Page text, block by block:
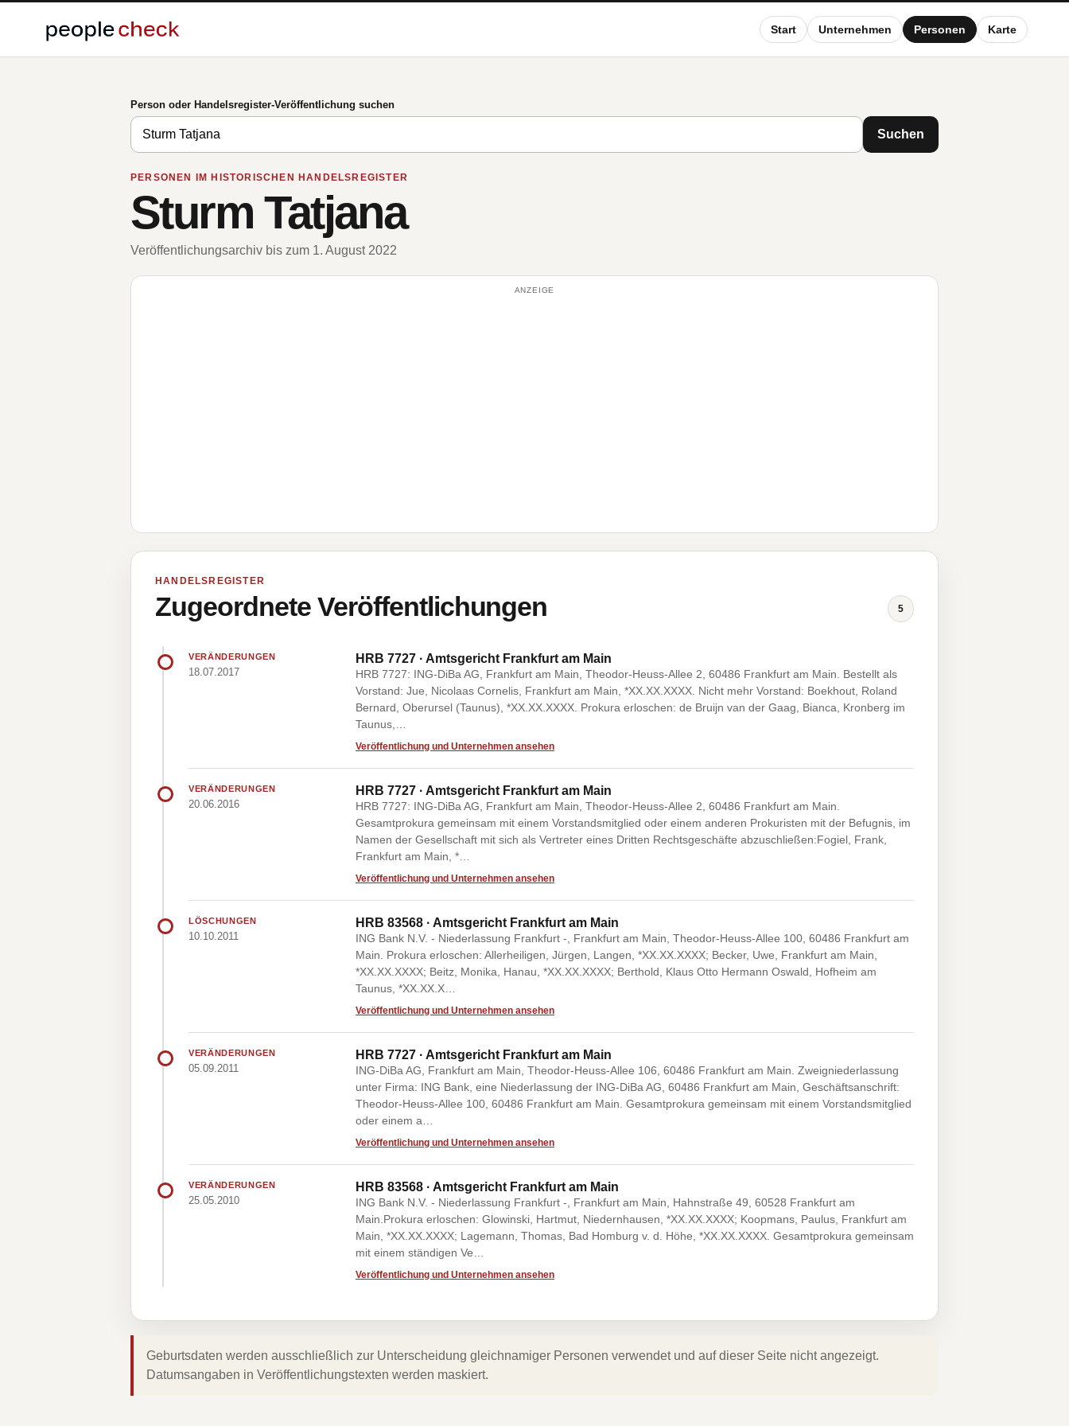
Start Unternehmen Personen Karte
Person oder Handelsregister-Veröffentlichung suchen
Suchen
PERSONEN IM HISTORISCHEN HANDELSREGISTER
Sturm Tatjana
Veröffentlichungsarchiv bis zum 1. August 2022
ANZEIGE
HANDELSREGISTER
Zugeordnete Veröffentlichungen 5
VERÄNDERUNGEN
18.07.2017
HRB 7727 · Amtsgericht Frankfurt am Main
HRB 7727: ING-DiBa AG, Frankfurt am Main, Theodor-Heuss-Allee 2, 60486 Frankfurt am Main. Bestellt als
Vorstand: Jue, Nicolaas Cornelis, Frankfurt am Main, *XX.XX.XXXX. Nicht mehr Vorstand: Boekhout, Roland
Bernard, Oberursel (Taunus), *XX.XX.XXXX. Prokura erloschen: de Bruijn van der Gaag, Bianca, Kronberg im
Taunus,…
Veröffentlichung und Unternehmen ansehen
VERÄNDERUNGEN
20.06.2016
HRB 7727 · Amtsgericht Frankfurt am Main
HRB 7727: ING-DiBa AG, Frankfurt am Main, Theodor-Heuss-Allee 2, 60486 Frankfurt am Main.
Gesamtprokura gemeinsam mit einem Vorstandsmitglied oder einem anderen Prokuristen mit der Befugnis, im
Namen der Gesellschaft mit sich als Vertreter eines Dritten Rechtsgeschäfte abzuschließen:Fogiel, Frank,
Frankfurt am Main, *…
Veröffentlichung und Unternehmen ansehen
LÖSCHUNGEN
10.10.2011
HRB 83568 · Amtsgericht Frankfurt am Main
ING Bank N.V. - Niederlassung Frankfurt -, Frankfurt am Main, Theodor-Heuss-Allee 100, 60486 Frankfurt am
Main. Prokura erloschen: Allerheiligen, Jürgen, Langen, *XX.XX.XXXX; Becker, Uwe, Frankfurt am Main,
*XX.XX.XXXX; Beitz, Monika, Hanau, *XX.XX.XXXX; Berthold, Klaus Otto Hermann Oswald, Hofheim am
Taunus, *XX.XX.X…
Veröffentlichung und Unternehmen ansehen
VERÄNDERUNGEN
05.09.2011
HRB 7727 · Amtsgericht Frankfurt am Main
ING-DiBa AG, Frankfurt am Main, Theodor-Heuss-Allee 106, 60486 Frankfurt am Main. Zweigniederlassung
unter Firma: ING Bank, eine Niederlassung der ING-DiBa AG, 60486 Frankfurt am Main, Geschäftsanschrift:
Theodor-Heuss-Allee 100, 60486 Frankfurt am Main. Gesamtprokura gemeinsam mit einem Vorstandsmitglied
oder einem a…
Veröffentlichung und Unternehmen ansehen
VERÄNDERUNGEN
25.05.2010
HRB 83568 · Amtsgericht Frankfurt am Main
ING Bank N.V. - Niederlassung Frankfurt -, Frankfurt am Main, Hahnstraße 49, 60528 Frankfurt am
Main.Prokura erloschen: Glowinski, Hartmut, Niedernhausen, *XX.XX.XXXX; Koopmans, Paulus, Frankfurt am
Main, *XX.XX.XXXX; Lagemann, Thomas, Bad Homburg v. d. Höhe, *XX.XX.XXXX. Gesamtprokura gemeinsam
mit einem ständigen Ve…
Veröffentlichung und Unternehmen ansehen
Geburtsdaten werden ausschließlich zur Unterscheidung gleichnamiger Personen verwendet und auf dieser Seite nicht angezeigt.
Datumsangaben in Veröffentlichungstexten werden maskiert.